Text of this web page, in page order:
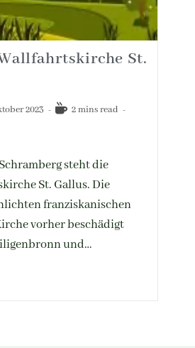
St.
2023
2 mins read
steht die
St. Gallus. Die
franziskanischen
vorher beschädigt
und…